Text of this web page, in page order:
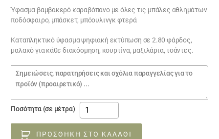
was:
€18.00.
τιμή
είναι:
€15.00.
Ύφασμα βαμβακερό καραβόπανο με όλες τις μπάλες αθλημάτων
ποδόσφαιρο, μπάσκετ, μπόουλινγκ φτερά
Kαταπληκτικό ύφασμα ψηφιακή εκτύπωση σε 2.80 φάρδος,
μαλακό για κάθε διακόσμηση, κουρτίνα, μαξιλάρια, τσάντες.
Σημειώσεις
παραγγελίας
Ποσότητα (σε μέτρα)
Ύφασμα
ΜΠΑΛΕΣ
14060436
ΠΡΟΣΘΉΚΗ ΣΤΟ ΚΑΛΆΘΙ